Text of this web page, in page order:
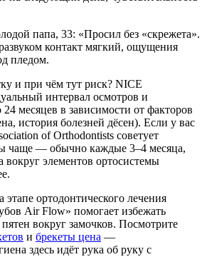
папа, 33: «Просил без «скрежета».
контакт мягкий, ощущения
пледом.
и при чём тут риск? NICE
интервал осмотров и
месяцев в зависимости от факторов
история болезней дёсен). Если у вас
of Orthodontists советует
чаще — обычно каждые 3–4 месяца,
вокруг элементов ортосистемы
этапе ортодонтического лечения
Air Flow» помогает избежать
вокруг замочков. Посмотрите
и брекеты цена —
здесь идёт рука об руку с